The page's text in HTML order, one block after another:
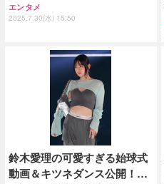
エンタメ
2025.7.30(水) 15:50
鈴木愛理の可愛すぎる始球式
動画＆キツネダンス公開！…